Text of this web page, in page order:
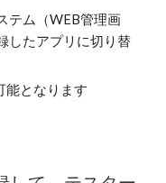
テム（WEB管理画
したアプリに切り替
能となります